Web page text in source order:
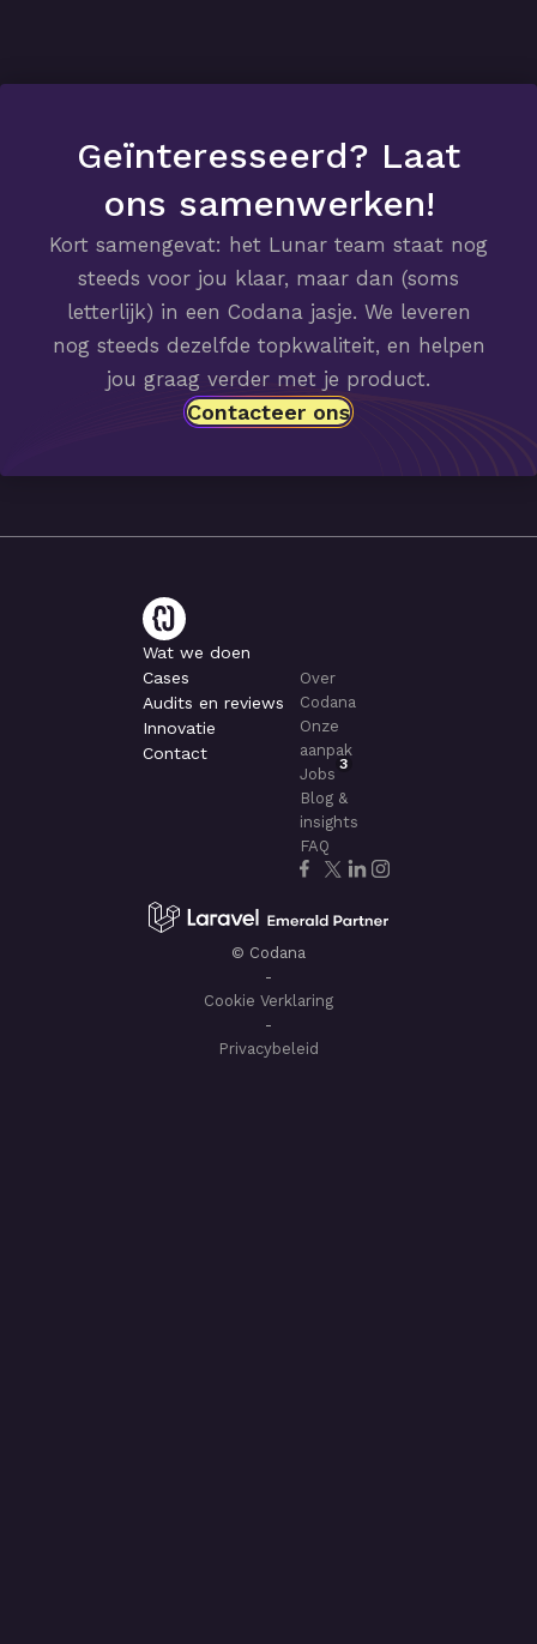
Geïnteresseerd? Laat
ons samenwerken!
Kort samengevat: het Lunar team staat nog
steeds voor jou klaar, maar dan (soms
letterlijk) in een Codana jasje. We leveren
nog steeds dezelfde topkwaliteit, en helpen
jou graag verder met je product.
Contacteer ons
Wat we doen
Cases
Audits en reviews
Innovatie
Contact
Over
Codana
Onze
aanpak
Jobs
3
Blog &
insights
FAQ
© Codana
-
Cookie Verklaring
-
Privacybeleid